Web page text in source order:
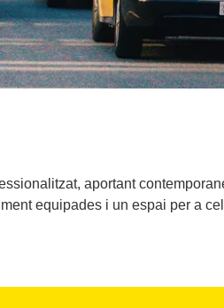
aportant
equipades i un espai per a